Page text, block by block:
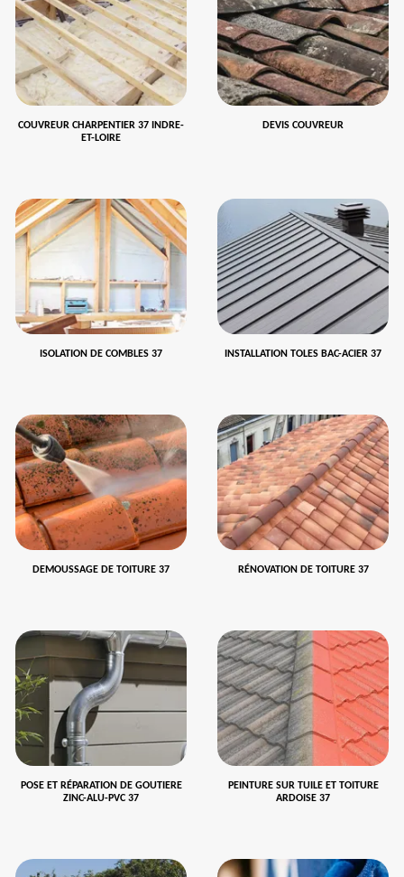
COUVREUR CHARPENTIER 37 INDRE-
ET-LOIRE
DEVIS COUVREUR
ISOLATION DE COMBLES 37 INSTALLATION TOLES BAC-ACIER 37
DEMOUSSAGE DE TOITURE 37 RÉNOVATION DE TOITURE 37
POSE ET RÉPARATION DE GOUTIERE
ZINC-ALU-PVC 37
PEINTURE SUR TUILE ET TOITURE
ARDOISE 37